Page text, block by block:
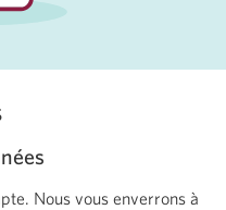
Nous vous enverrons à